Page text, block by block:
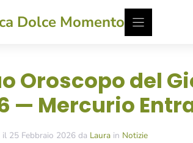
Dolce Momento
Oroscopo del
— Mercurio
25 Febbraio 2026 da Laura in Notizie